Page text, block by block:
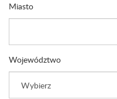
Miasto
Województwo